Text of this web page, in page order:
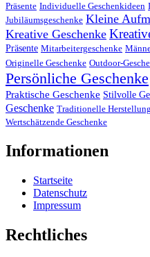
Präsente Individuelle Geschenkideen
Jubiläumsgeschenke Kleine
Kreative Geschenke
Präsente Mitarbeitergeschenke
Originelle Geschenke Outdoor-
Persönliche Geschenke
Praktische Geschenke Stilvolle
Geschenke Traditionelle Herstellung
Wertschätzende Geschenke
Informationen
Startseite
Datenschutz
Impressum
Rechtliches